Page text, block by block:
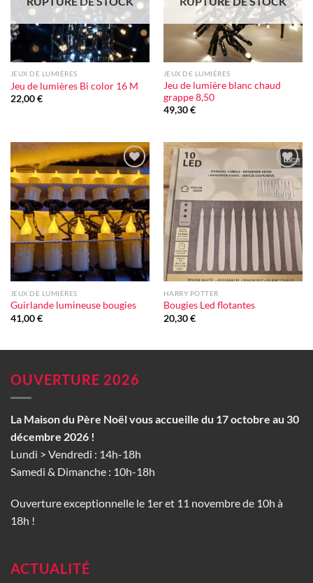
JEUX DE LUMIÈRES
Jeu de lumières Bi color 16 M
22,00€
JEUX DE LUMIÈRES
Jeu de lumière blanc chaud
grappe 8,50
49,30€
Ajouter
à la liste
d'envie
JEUX DE LUMIÈRES
Guirlande lumineuse bougies
41,00€
Ajouter
à la liste
d'envie
HARRY POTTER
Bougies Led flotantes
20,30€
OUVERTURE 2026
La Maison du Père Noël vous accueille du 17 octobre au 30
décembre 2026 !
Lundi > Vendredi : 14h-18h
Samedi & Dimanche : 10h-18h
Ouverture exceptionnelle le 1er et 11 novembre de 10h à
18h !
ACTUALITÉ